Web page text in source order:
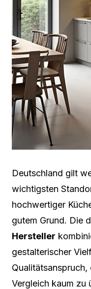
Deutschland gilt
wichtigsten
hochwertiger
gutem Grund. Die
Hersteller
gestalterischer
Qualitätsanspruch,
Vergleich kaum zu